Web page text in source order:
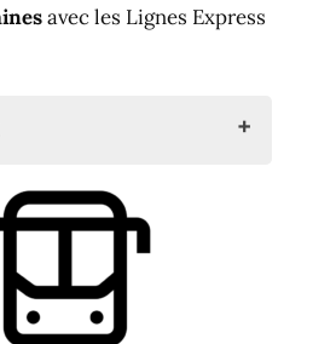
avec les Lignes Express
ZOU ?
et bus ZOU PACA
de proximité par